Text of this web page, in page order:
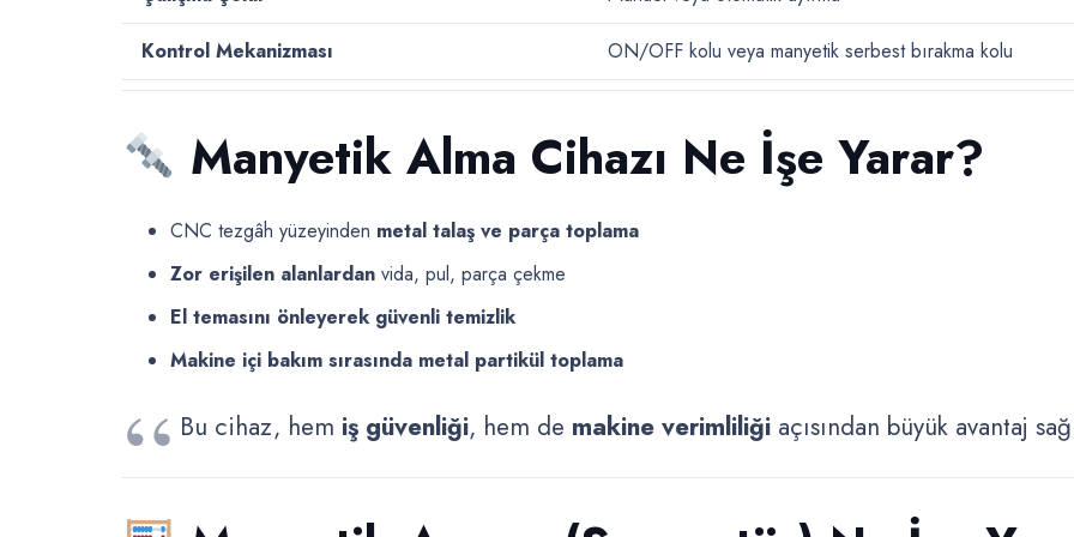
Kontrol Mekanizması ON/OFF kolu veya manyetik serbest bırakma kolu
Manyetik Alma Cihazı Ne İşe Yarar?
CNC tezgâh yüzeyinden metal talaş ve parça toplama
Zor erişilen alanlardan vida, pul, parça çekme
El temasını önleyerek güvenli temizlik
Makine içi bakım sırasında metal partikül toplama
Bu cihaz, hem iş güvenliği, hem de makine verimliliği açısından büyük avantaj